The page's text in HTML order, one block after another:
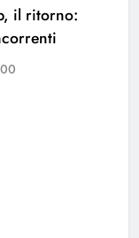
il ritorno: